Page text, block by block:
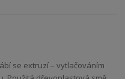
se extruzí – vytlačováním